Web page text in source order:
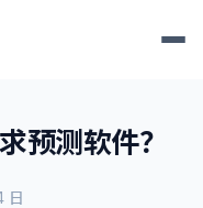
预测软件？
日